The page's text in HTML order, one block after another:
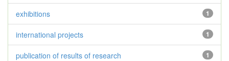
1
exhibitions
1
international projects
1
publication of results of research